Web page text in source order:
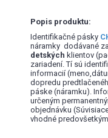
Popis produktu:
Identifikačné pásky
náramky dodávané
detských klientov
zariadení. Tí sú
informacií
dopredu
páske (náramku).
určeným
objednávku
vhodné